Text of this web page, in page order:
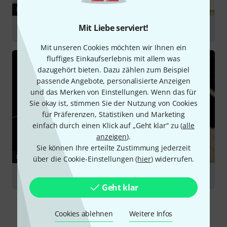
Mit Liebe serviert!
Mit unseren Cookies möchten wir Ihnen ein
fluffiges Einkaufserlebnis mit allem was
dazugehört bieten. Dazu zählen zum Beispiel
passende Angebote, personalisierte Anzeigen
und das Merken von Einstellungen. Wenn das für
Sie okay ist, stimmen Sie der Nutzung von Cookies
für Präferenzen, Statistiken und Marketing
einfach durch einen Klick auf „Geht klar“ zu (alle
anzeigen).
Sie können Ihre erteilte Zustimmung jederzeit
über die Cookie-Einstellungen (hier) widerrufen.
Geht klar
Cookies ablehnen Weitere Infos
RATGEBER
Instrumente für Einsteiger
RATGEBER
Klaviere